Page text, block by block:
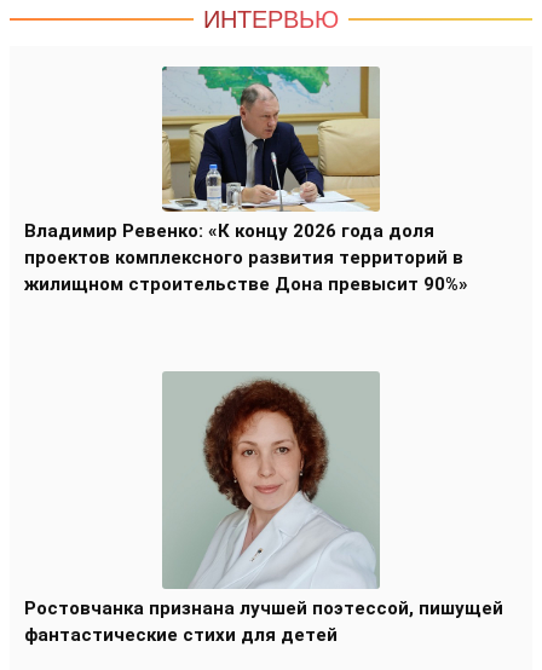
ИНТЕРВЬЮ
Владимир Ревенко: «К концу 2026 года доля
проектов комплексного развития территорий в
жилищном строительстве Дона превысит 90%»
Ростовчанка признана лучшей поэтессой, пишущей
фантастические стихи для детей